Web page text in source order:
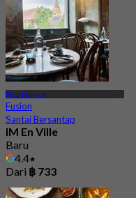
Phra Nakhon
Fusion
Santai Bersantap
IM En Ville
Baru
4.4
Dari ฿ 733